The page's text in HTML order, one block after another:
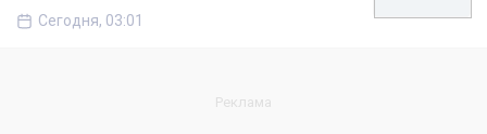
Сегодня, 03:01